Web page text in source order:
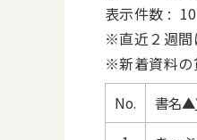
10
※直近２週間
※新着資料の
No. 書名▲